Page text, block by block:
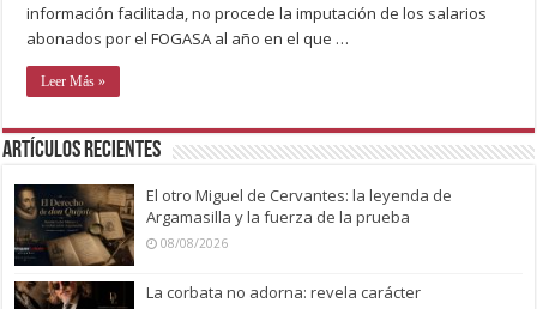
información facilitada, no procede la imputación de los salarios
abonados por el FOGASA al año en el que …
Leer Más »
Artículos recientes
El otro Miguel de Cervantes: la leyenda de
Argamasilla y la fuerza de la prueba
08/08/2026
La corbata no adorna: revela carácter